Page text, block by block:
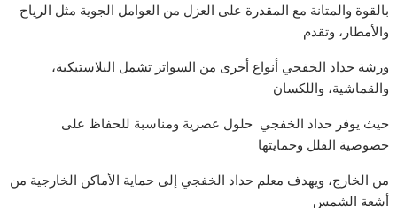
بالقوة والمتانة مع المقدرة على العزل من العوامل الجوية مثل الرياح
والأمطار، وتقدم
ورشة حداد الخفجي أنواع أخرى من السواتر تشمل البلاستيكية،
والقماشية، واللكسان
حيث يوفر حداد الخفجي حلول عصرية ومناسبة للحفاظ على
خصوصية الفلل وحمايتها
من الخارج، ويهدف معلم حداد الخفجي إلى حماية الأماكن الخارجية من
أشعة الشمس